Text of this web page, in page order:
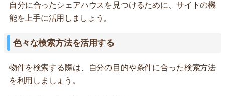
自分に合ったシェアハウスを見つけるために、サイトの機
能を上手に活用しましょう。
色々な検索方法を活用する
物件を検索する際は、自分の目的や条件に合った検索方法
を利用しましょう。